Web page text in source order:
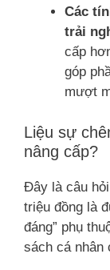
Các
trải
cấp
góp
mượt
Liệu sự
nâng cấp?
Đây là câu
triệu đồng là
đáng” phụ
sách cá nhân